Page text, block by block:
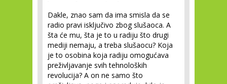
Dakle, znao sam da ima smisla da se
radio pravi isključivo zbog slušaoca. A
šta će mu, šta je to u radiju što drugi
mediji nemaju, a treba slušaocu? Koja
je to osobina koja radiju omogućava
preživljavanje svih tehnoloških
revolucija? A on ne samo što